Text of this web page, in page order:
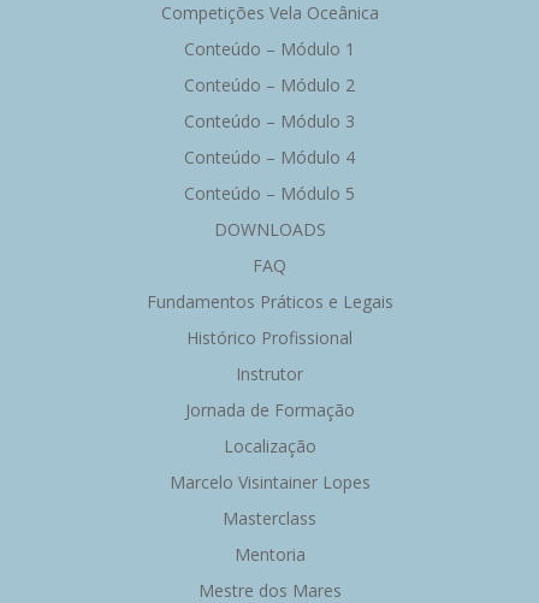
Competições Vela Oceânica
Conteúdo – Módulo 1
Conteúdo – Módulo 2
Conteúdo – Módulo 3
Conteúdo – Módulo 4
Conteúdo – Módulo 5
DOWNLOADS
FAQ
Fundamentos Práticos e Legais
Histórico Profissional
Instrutor
Jornada de Formação
Localização
Marcelo Visintainer Lopes
Masterclass
Mentoria
Mestre dos Mares